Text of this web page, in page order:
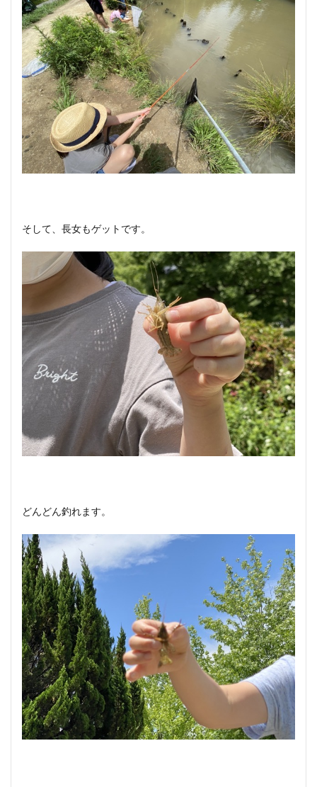
そして、長女もゲットです。
どんどん釣れます。